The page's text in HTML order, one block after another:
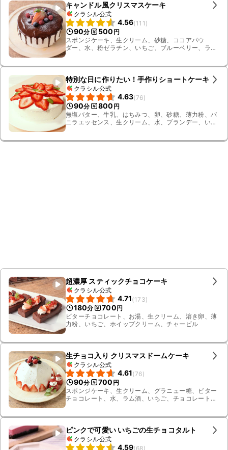
キャンドル風クリスマスケーキ
クラシル公式
4.56(111 )
90分 500 円
スポンジケーキ、生クリーム、砂糖、ココアパウ
ダー、水、粉ゼラチン、いちご、ブルーベリー、ラズ
特別な日に作りたい！手作りショートケーキ
クラシル公式
4.63(76)
90分 800 円
無塩バター、牛乳、はちみつ、卵、砂糖、薄力粉、バ
ニラエッセンス、生クリーム、水、ブランデー、いち
超濃厚 スティックチョコケーキ
クラシル公式
4.71(173)
180分 700円
ビターチョコレート、お湯、生クリーム、溶き卵、薄
力粉、いちご、ホイップクリーム、チャービル
生チョコ入り クリスマスドームケーキ
クラシル公式
4.61(76)
90分 700 円
スポンジケーキ、生クリーム、グラニュー糖、ビター
チョコレート、水、ラム酒、いちご、チョコレートペ
ピンクで可愛い いちごの生チョコタルト
クラシル公式
4.59(68)